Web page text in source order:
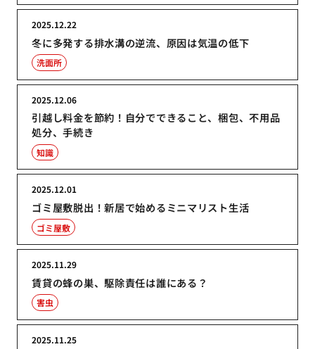
冬に多発する排水溝の逆流、原因は気温の低下
2025.12.22
洗面所
引越し料金を節約！自分でできること、梱包、不用品
処分、手続き
2025.12.06
知識
ゴミ屋敷脱出！新居で始めるミニマリスト生活
2025.12.01
ゴミ屋敷
賃貸の蜂の巣、駆除責任は誰にある？
2025.11.29
害虫
2025.11.25